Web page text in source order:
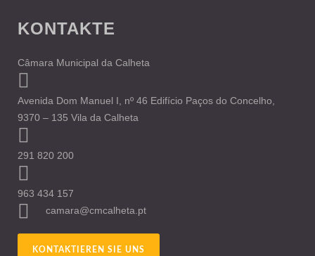
KONTAKTE
Câmara Municipal da Calheta
Avenida Dom Manuel I, nº 46 Edifício Paços do Concelho,
9370 – 135 Vila da Calheta
291 820 200
963 434 157
camara@cmcalheta.pt
KONTAKTIEREN SIE UNS